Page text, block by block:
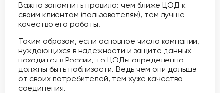
Важно запомнить правило: чем ближе ЦОД к
своим клиентам (пользователям), тем лучше
качество его работы.
Таким образом, если основное число компаний,
нуждающихся в надежности и защите данных
находится в России, то ЦОДы определенно
должны быть поблизости. Ведь чем они дальше
от своих потребителей, тем хуже качество
соединения.